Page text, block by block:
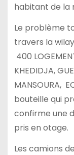
habitant de la
Le problème
travers la
400
KHEDIDJA,
MANSOURA,
bouteille qui
confirme une
pris en otage.
Les camions